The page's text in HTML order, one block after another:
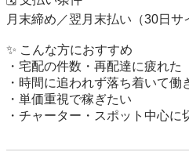
月末締め／翌月末払い（30日サ
✨ こんな方におすすめ
・宅配の件数・再配達に疲れた
・時間に追われず落ち着いて働
・単価重視で稼ぎたい
・チャーター・スポット中心に